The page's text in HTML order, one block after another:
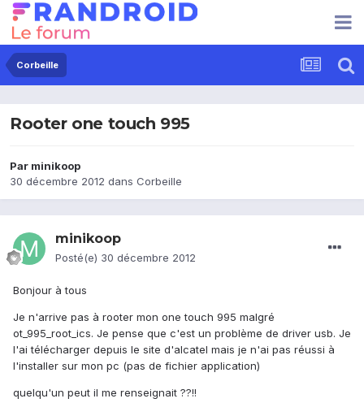
Corbeille
Rooter one touch 995
Par minikoop
30 décembre 2012 dans Corbeille
minikoop
Posté(e) 30 décembre 2012
Bonjour à tous
Je n'arrive pas à rooter mon one touch 995 malgré
ot_995_root_ics. Je pense que c'est un problème de driver usb. Je
l'ai télécharger depuis le site d'alcatel mais je n'ai pas réussi à
l'installer sur mon pc (pas de fichier application)
quelqu'un peut il me renseignait ??!!